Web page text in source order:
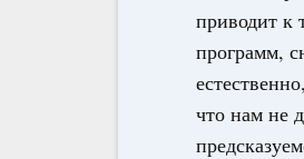
приводит к
программ,
что нам не